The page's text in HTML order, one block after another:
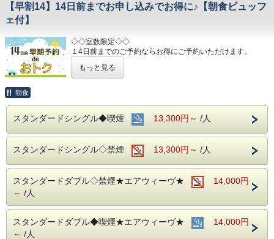
【早割14】14日前までお申し込みでお得に♪【朝食ビュッフ
ェ付】
◇◇室数限定◇◇
１4日前までのご予約ならお得にご予約いただけます。
☆先のご予定がお決まりのお客様には断然オトク☆
会が多い場所を
当ホテルの客室は窓が開放出来る為、簡単に空気を入れ替
える事が可能です。
清掃時は常に換気をして新鮮な空気に入れ替えておりま
す。
～ ビジネス・旅行に最高のロケーション ～
名鉄名古屋駅のすぐ上！！
中部国際空港まで最速２８分（名鉄名古屋駅から乗車可能）
もっと見る
朝食
スタンダードシングル◆喫煙 13,300円～ /人
スタンダードシングル◇禁煙 13,300円～ /人
スタンダードダブル◇禁煙★エアウィーヴ★
14,000円
～ /人
スタンダードダブル◆喫煙★エアウィーヴ★
14,000円
～ /人